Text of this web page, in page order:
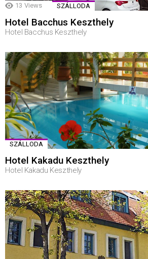
13 Views SZÁLLODA
Hotel Bacchus Keszthely
Hotel Bacchus Keszthely
SZÁLLODA
Hotel Kakadu Keszthely
Hotel Kakadu Keszthely